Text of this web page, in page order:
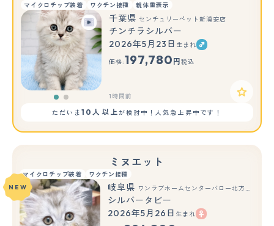
マイクロチップ装着 ワクチン接種 親体重表示
もっと見る
千葉県 センチュリーペット新浦安店
チンチラシルバー
2026年5月23日 生まれ
価格:197,780 円 税込
1時間前
ただいま10人以上が検討中！人気急上昇中です！
ミヌエット
マイクロチップ装着 ワクチン接種
もっと見る
NEW 岐阜県 ワンラブホームセンターバロー北方店(FC)
シルバータビー
2026年5月26日 生まれ